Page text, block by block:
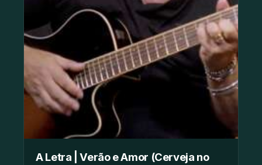
A Letra | Verão e Amor (Cerveja no